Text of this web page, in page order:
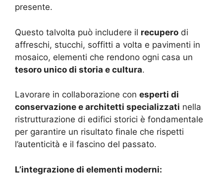
presente.
Questo talvolta può includere il recupero di
affreschi, stucchi, soffitti a volta e pavimenti in
mosaico, elementi che rendono ogni casa un
tesoro unico di storia e cultura.
Lavorare in collaborazione con esperti di
conservazione e architetti specializzati nella
ristrutturazione di edifici storici è fondamentale
per garantire un risultato finale che rispetti
l’autenticità e il fascino del passato.
L’integrazione di elementi moderni: